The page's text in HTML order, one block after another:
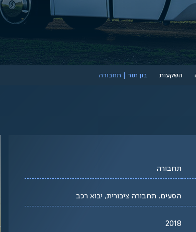
השקעות בון תור | תחבורה
תחבורה
הסעים, תחבורה ציבורית, יבוא רכב
2018